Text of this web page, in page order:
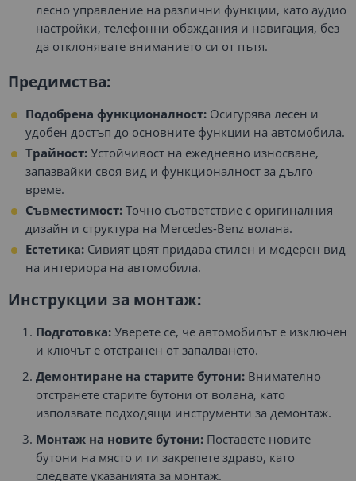
лесно управление на различни функции, като аудио
настройки, телефонни обаждания и навигация, без
да отклонявате вниманието си от пътя.
Предимства:
Подобрена функционалност: Осигурява лесен и
удобен достъп до основните функции на автомобила.
Трайност: Устойчивост на ежедневно износване,
запазвайки своя вид и функционалност за дълго
време.
Съвместимост: Точно съответствие с оригиналния
дизайн и структура на Mercedes-Benz волана.
Естетика: Сивият цвят придава стилен и модерен вид
на интериора на автомобила.
Инструкции за монтаж:
Подготовка: Уверете се, че автомобилът е изключен
и ключът е отстранен от запалването.
Демонтиране на старите бутони: Внимателно
отстранете старите бутони от волана, като
използвате подходящи инструменти за демонтаж.
Монтаж на новите бутони: Поставете новите
бутони на място и ги закрепете здраво, като
следвате указанията за монтаж.